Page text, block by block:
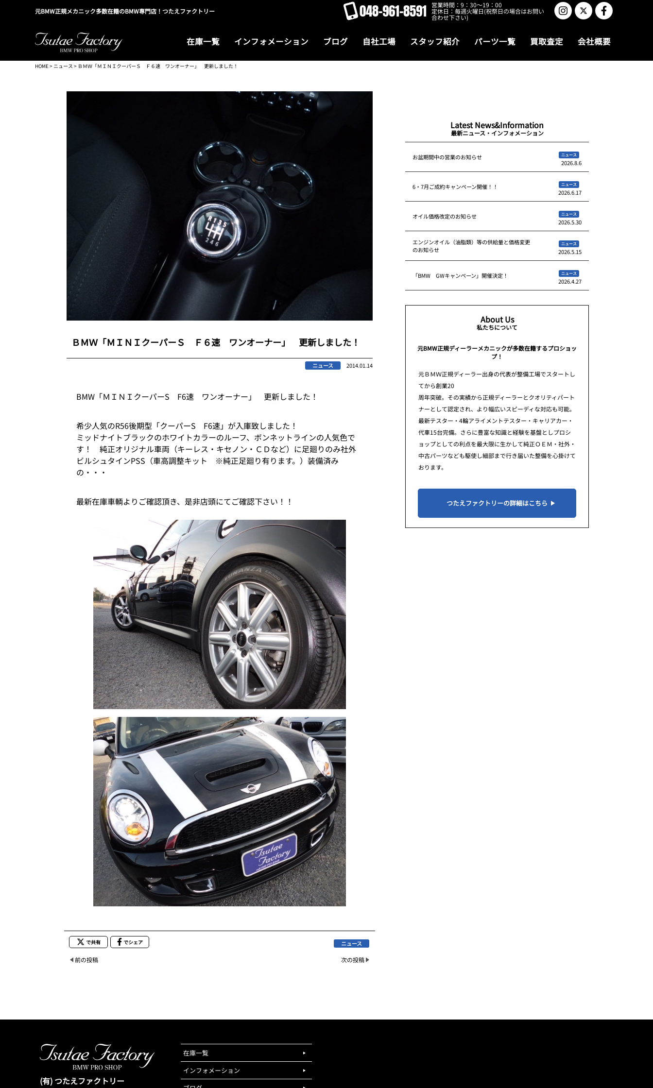
元BMW正規メカニック多数在籍のBMW専門店！つたえファクトリー 048-961-8591 営業時間：9：30～19：00
定休日：毎週火曜日(祝祭日の場合はお問い
合わせ下さい)
在庫一覧 インフォメーション ブログ 自社工場 スタッフ紹介 パーツ一覧 買取査定 会社概要
HOME> ニュース > ＢＭＷ「ＭＩＮＩクーパーＳ Ｆ６速 ワンオーナー」 更新しました！
ＢＭＷ「ＭＩＮＩクーパーＳ Ｆ６速 ワンオーナー」 更新しました！
ニュース 2014.01.14
BMW「ＭＩＮＩクーパーS F6速 ワンオーナー」 更新しました！
希少人気のR56後期型「クーパーS F6速」が入庫致しました！
ミッドナイトブラックのホワイトカラーのルーフ、ボンネットラインの人気色で
す！ 純正オリジナル車両（キーレス・キセノン・ＣＤなど）に足廻りのみ社外
ビルシュタインPSS（車高調整キット ※純正足廻り有ります。）装備済み
の・・・
最新在庫車輌よりご確認頂き、是非店頭にてご確認下さい！！
で共有 でシェア ニュース
前の投稿 次の投稿
Latest News&Information
最新ニュース・インフォメーション
お盆期間中の営業のお知らせ ニュース
2026.8.6
6・7月ご成約キャンペーン開催！！ ニュース
2026.6.17
オイル価格改定のお知らせ ニュース
2026.5.30
エンジンオイル（油脂類）等の供給量と価格変更
のお知らせ
ニュース
2026.5.15
「BMW GWキャンペーン」開催決定！ ニュース
2026.4.27
About Us
私たちについて
元BMW正規ディーラーメカニックが多数在籍するプロショッ
プ！
元ＢＭＷ正規ディーラー出身の代表が整備工場でスタートし
てから創業20
周年突破。その実績から正規ディーラーとクオリティパート
ナーとして認定され、より幅広いスピーディな対応も可能。
最新テスター・4輪アライメントテスター・キャリアカー・
代車15台完備。さらに豊富な知識と経験を基盤としプロシ
ョップとしての利点を最大限に生かして純正ＯＥＭ・社外・
中古パーツなども駆使し細部まで行き届いた整備を心掛けて
おります。
つたえファクトリーの詳細はこちら
(有) つたえファクトリー
在庫一覧
インフォメーション